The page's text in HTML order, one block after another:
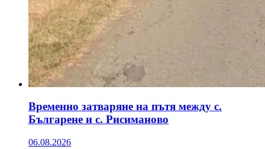
Временно затваряне на пътя между с.
Българене и с. Рисиманово
06.08.2026